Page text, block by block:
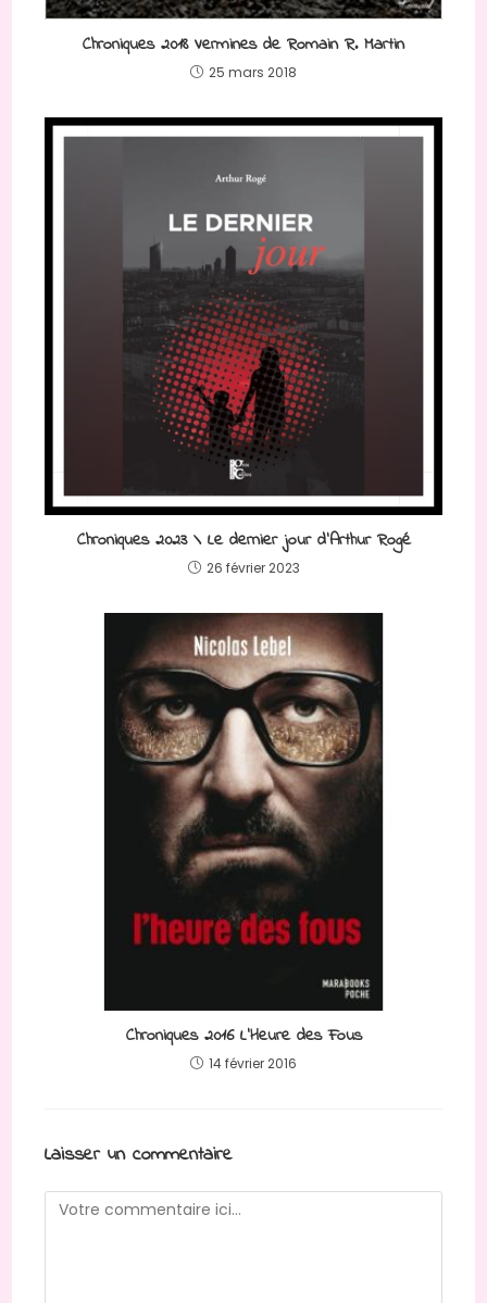
Chroniques 2018 Vermines de Romain R. Martin
25 mars 2018
Chroniques 2023 \ Le dernier jour d’Arthur Rogé
26 février 2023
Chroniques 2016 L’Heure des Fous
14 février 2016
Laisser un commentaire